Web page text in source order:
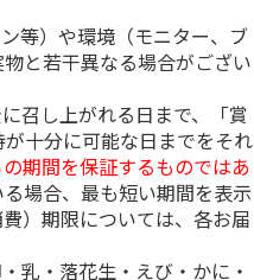
等）や環境（モニター、ブ
と若干異なる場合がござい
召し上がれる日まで、「賞
十分に可能な日までをそれ
期間を保証するものではあ
場合、最も短い期間を表示
）期限については、各お届
乳・落花生・えび・かに・